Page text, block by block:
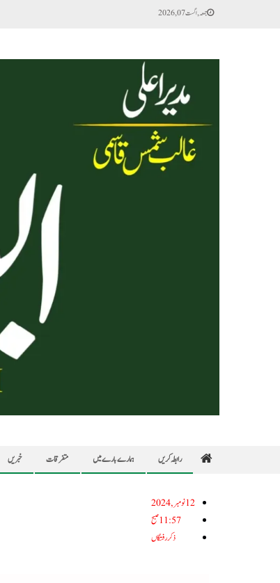
جمعہ, اگست 07, 2026
خبریں متفرقات ہمارے بارے میں رابطہ کریں
12نومبر, 2024
11:57 صبح
ذکر رفتگاں